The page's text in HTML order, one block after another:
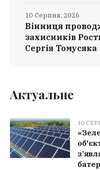
Вінниця
захисників
Сергія Томусяка
10 Серпня, 2026
Актуальне
10